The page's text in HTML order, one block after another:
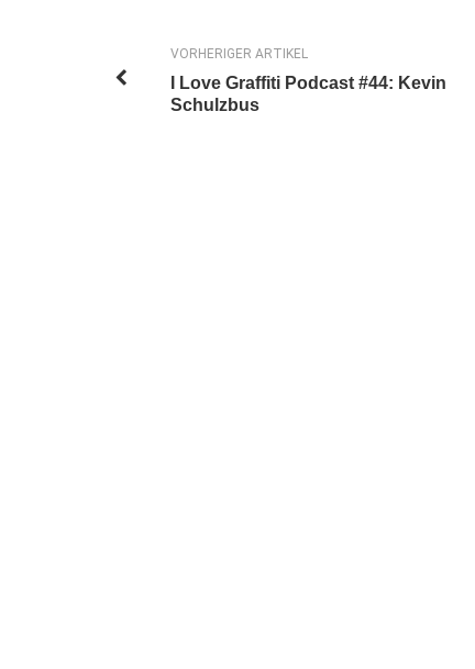
VORHERIGER ARTIKEL
I Love Graffiti Podcast #44: Kevin
Schulzbus